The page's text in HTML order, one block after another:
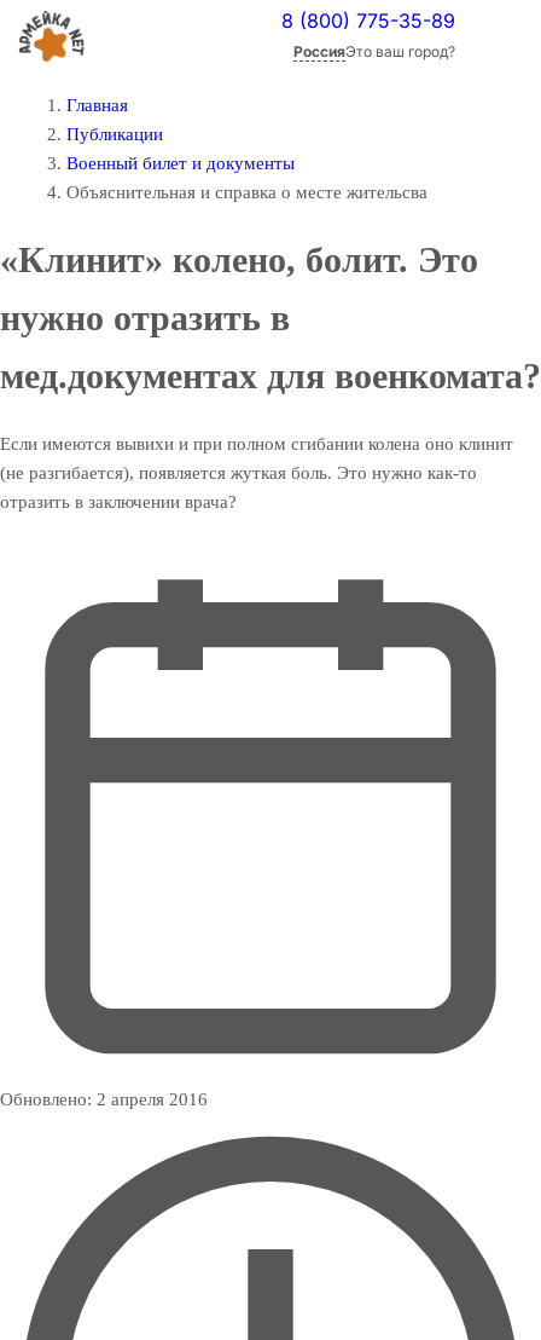
8 (800) 775-35-89
РоссияЭто ваш город?
Главная
Публикации
Военный билет и документы
Объяснительная и справка о месте жительсва
«Клинит» колено, болит. Это
нужно отразить в
мед.документах для военкомата?
Если имеются вывихи и при полном сгибании колена оно клинит
(не разгибается), появляется жуткая боль. Это нужно как-то
отразить в заключении врача?
Обновлено: 2 апреля 2016